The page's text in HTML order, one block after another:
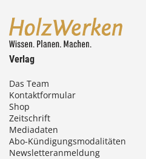
Verlag
Das Team
Kontaktformular
Shop
Zeitschrift
Mediadaten
Abo-Kündigungsmodalitäten
Newsletteranmeldung